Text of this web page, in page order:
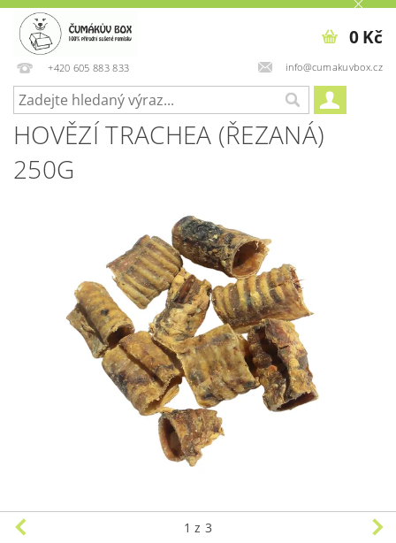
+420 605 883 833 info@cumakuvbox.cz
0 Kč
HOVĚZÍ TRACHEA (ŘEZANÁ)
250G
1 z 3